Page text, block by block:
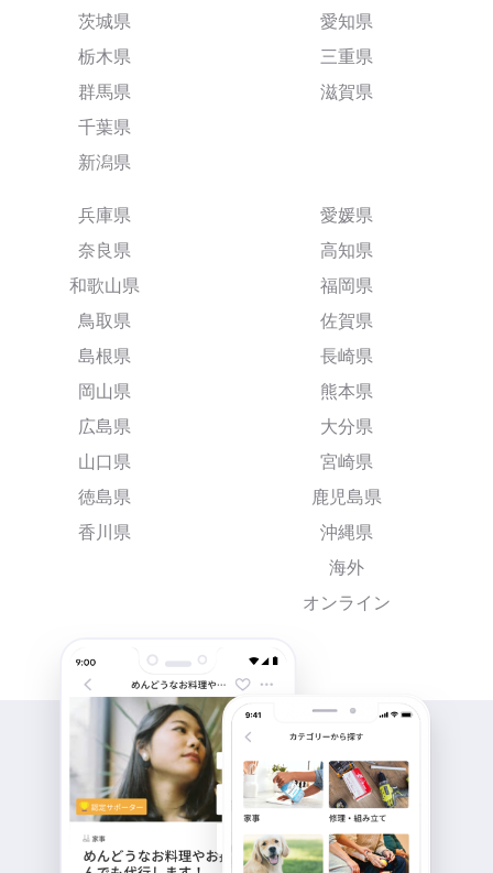
茨城県
栃木県
群馬県
千葉県
新潟県
愛知県
三重県
滋賀県
兵庫県
奈良県
和歌山県
鳥取県
島根県
岡山県
広島県
山口県
徳島県
香川県
愛媛県
高知県
福岡県
佐賀県
長崎県
熊本県
大分県
宮崎県
鹿児島県
沖縄県
海外
オンライン